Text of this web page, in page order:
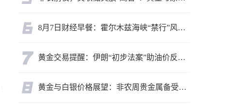
8月7日财经早餐：霍尔木兹海峡“禁行”风波再起，油价急涨金价承压，非农夜市场博弈加剧
黄金交易提醒：伊朗“初步法案”助油价反弹逾3%，金价小幅承压，非农重磅来袭！
黄金与白银价格展望：非农周贵金属备受关注，黄金测试关键突破位